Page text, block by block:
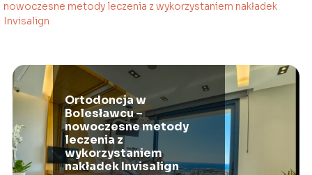
nowoczesne metody leczenia z wykorzystaniem nakładek
Invisalign
Ortodoncja w
Bolesławcu –
nowoczesne metody
leczenia z
wykorzystaniem
nakładek Invisalign